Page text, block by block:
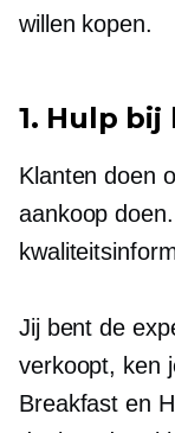
willen kopen.
1. Hulp bij
Klanten doen
aankoop
Jij bent de
verkoopt, ken
Breakfast en